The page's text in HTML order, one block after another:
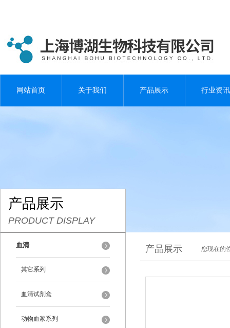
网站首页 关于我们 产品展示 行业资讯
产品展示
PRODUCT DISPLAY
血清
其它系列
血清试剂盒
动物血浆系列
产品展示 您现在的